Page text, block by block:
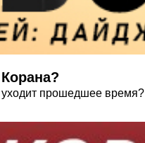
прошедшее время?